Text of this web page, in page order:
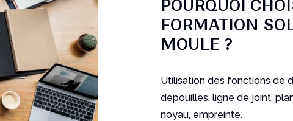
POURQUOI
FORMATION
MOULE ?
Utilisation des fonctions de
dépouilles, ligne de joint,
noyau, empreinte.